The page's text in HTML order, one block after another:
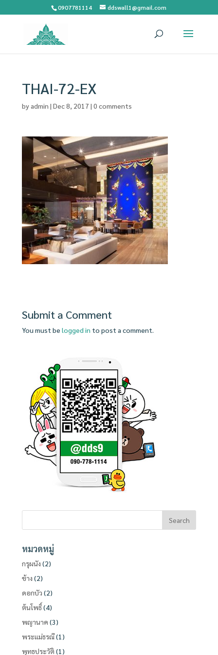
0907781114 ddswall1@gmail.com
THAI-72-EX
byadmin | Dec 8, 2017 | 0 comments
Submit a Comment
You must be logged in to post a comment.
หมวดหมู่
กรุผนัง (2)
ช้าง (2)
ดอกบัว (2)
ต้นโพธิ์(4)
พญานาค (3)
พระแม่ธรณี(1)
พุทธประวัติ (1)